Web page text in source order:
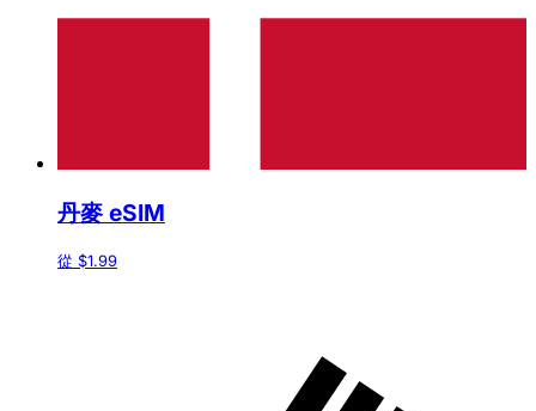
丹麥 eSIM
從 $1.99